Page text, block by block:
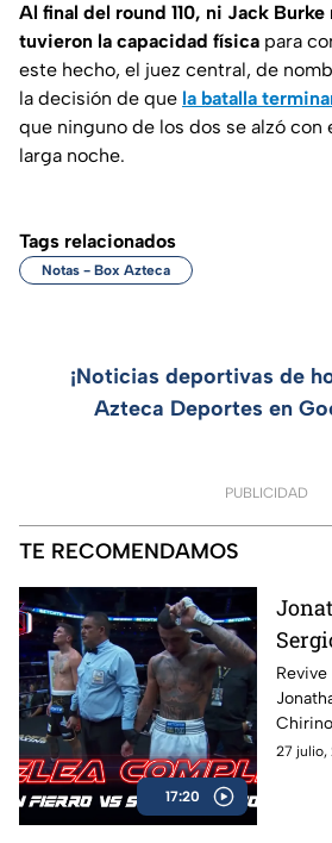
Al final del round 110, ni Jack
tuvieron la capacidad física para
este hecho, el juez central, de
la decisión de que la batalla
que ninguno de los dos se alzó con
larga noche.
Tags relacionados
Notas - Box Azteca
¡Noticias deportivas de
Azteca Deportes en
PUBLICIDAD
TE RECOMENDAMOS
17:20
lleno
27 julio,